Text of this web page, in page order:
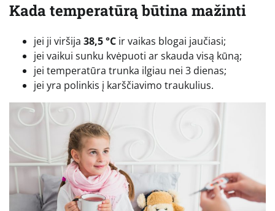
Kada temperatūrą būtina mažinti
jei ji viršija 38,5 °C ir vaikas blogai jaučiasi;
jei vaikui sunku kvėpuoti ar skauda visą kūną;
jei temperatūra trunka ilgiau nei 3 dienas;
jei yra polinkis į karščiavimo traukulius.